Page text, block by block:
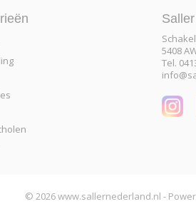
5408
Tel.
© 2026 www.sallernederland.nl -